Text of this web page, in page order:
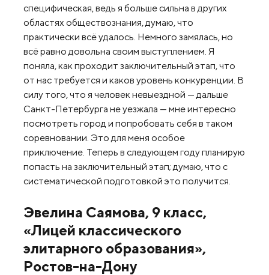
специфическая, ведь я больше сильна в других
областях обществознания, думаю, что
практически всё удалось. Немного замялась, но
всё равно довольна своим выступлением. Я
поняла, как проходит заключительный этап, что
от нас требуется и каков уровень конкуренции. В
силу того, что я человек невыездной — дальше
Санкт-Петербурга не уезжала — мне интересно
посмотреть город и попробовать себя в таком
соревновании. Это для меня особое
приключение. Теперь в следующем году планирую
попасть на заключительный этап; думаю, что с
систематической подготовкой это получится.
Эвелина Саямова, 9 класс,
«Лицей классического
элитарного образования»,
Ростов-на-Дону